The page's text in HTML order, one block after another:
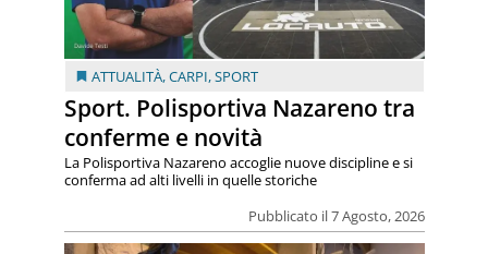
ATTUALITÀ,CARPI,SPORT
Sport. Polisportiva Nazareno tra
conferme e novità
Pubblicato il 7 Agosto, 2026
La Polisportiva Nazareno accoglie nuove discipline e si
conferma ad alti livelli in quelle storiche